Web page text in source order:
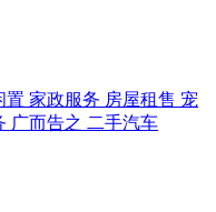
置 家政服务 房屋租售 宠
广而告之 二手汽车